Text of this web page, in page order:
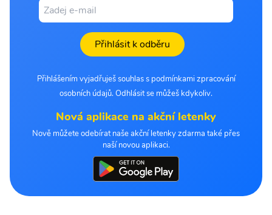
Přihlásit k odběru
Přihlášením vyjadřuješ souhlas s podmínkami zpracování
osobních údajů. Odhlásit se můžeš kdykoliv.
Nová aplikace na akční letenky
Nově můžete odebírat naše akční letenky zdarma také přes
naší novou aplikaci.